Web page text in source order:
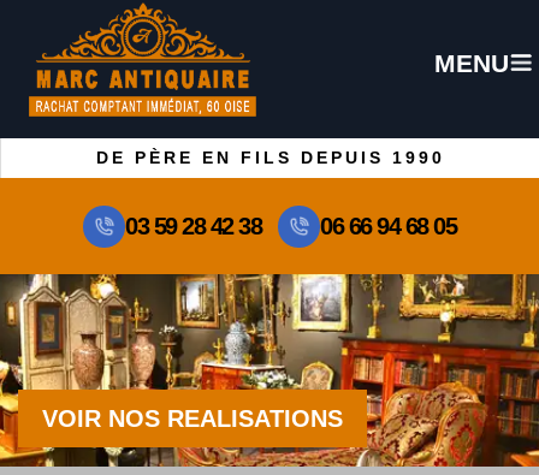
MENU
DE PÈRE EN FILS DEPUIS 1990
03 59 28 42 38 06 66 94 68 05
VOIR NOS REALISATIONS